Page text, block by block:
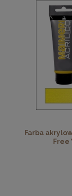
Farba
Free